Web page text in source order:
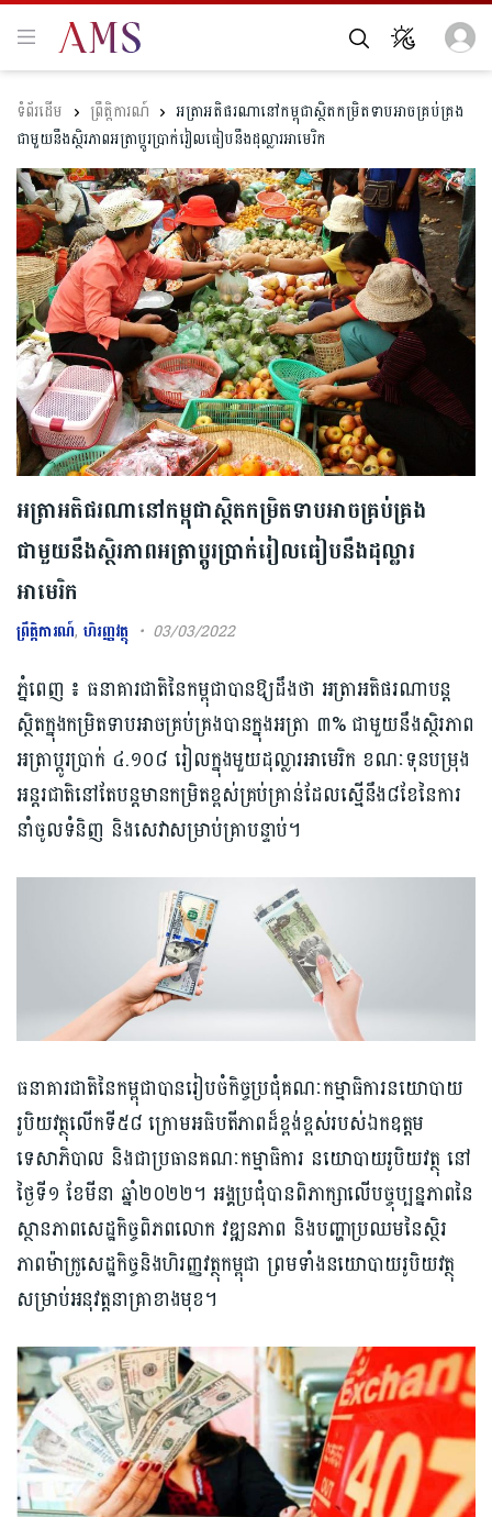
ព្រឹត្តិការណ៍
អត្រាអតិផរណានៅកម្ពុជាស្ថិតកម្រិតទាបអាចគ្រប់គ្រង
ជាមួយនឹងស្ថិរភាពអត្រាប្តូរប្រាក់រៀលធៀបនឹងដុល្លារអាមេរិក
អត្រាអតិផរណានៅកម្ពុជាស្ថិតកម្រិតទាបអាចគ្រប់គ្រង
ជាមួយនឹងស្ថិរភាពអត្រាប្តូរប្រាក់រៀលធៀបនឹងដុល្លារ
អាមេរិក
ព្រឹត្តិការណ៍,ហិរញ្ញវត្ថុ 03/03/2022
ភ្នំពេញ ៖ ធនាគារជាតិនៃកម្ពុជាបានឱ្យដឹងថា អត្រាអតិផរណាបន្ត
ស្ថិតក្នុងកម្រិតទាបអាចគ្រប់គ្រងបានក្នុងអត្រា ៣% ជាមួយនឹងស្ថិរភាព
អត្រាប្តូរប្រាក់ ៤.១០៨ រៀលក្នុងមួយដុល្លារអាមេរិក ខណៈទុនបម្រុង
អន្តរជាតិនៅតែបន្តមានកម្រិតខ្ពស់គ្រប់គ្រាន់ដែលស្មើនឹង៨ខែនៃការ
នាំចូលទំនិញ និងសេវាសម្រាប់គ្រាបន្ទាប់។
ធនាគារជាតិនៃកម្ពុជាបានរៀបចំកិច្ចប្រជុំគណៈកម្មាធិការនយោបាយ
រូបិយវត្ថុលើកទី៥៨ ក្រោមអធិបតីភាពដ៏ខ្ពង់ខ្ពស់របស់ឯកឧត្តម
ទេសាភិបាល និងជាប្រធានគណៈកម្មាធិការ នយោបាយរូបិយវត្ថុ នៅ
ថ្ងៃទី១ ខែមីនា ឆ្នាំ២០២២។ អង្គប្រជុំបានពិភាក្សាលើបច្ចុប្បន្នភាពនៃ
ស្ថានភាពសេដ្ឋកិច្ចពិភពលោក វឌ្ឍនភាព និងបញ្ហាប្រឈមនៃស្ថិរ
ភាពម៉ាក្រូសេដ្ឋកិច្ចនិងហិរញ្ញវត្ថុកម្ពុជា ព្រមទាំងនយោបាយរូបិយវត្ថុ
សម្រាប់អនុវត្តនាគ្រាខាងមុខ។